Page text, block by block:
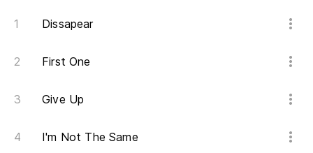
Dissapear
First One
Give Up
I'm Not The Same